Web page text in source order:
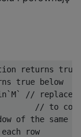
returns
true below
`M`
// replace
// to
of the same
row